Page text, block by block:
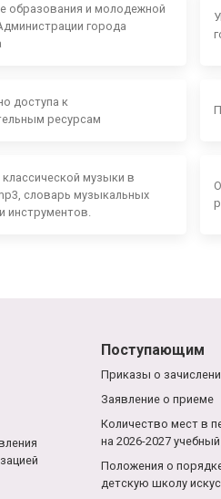
образования и молодежной
города
доступа к
ресурсам
музыки в
словарь музыкальных
инструментов.
Поступающим
Приказы о
Заявление о приеме
Количество мест в
на 2026-2027
Положения о
детскую школу